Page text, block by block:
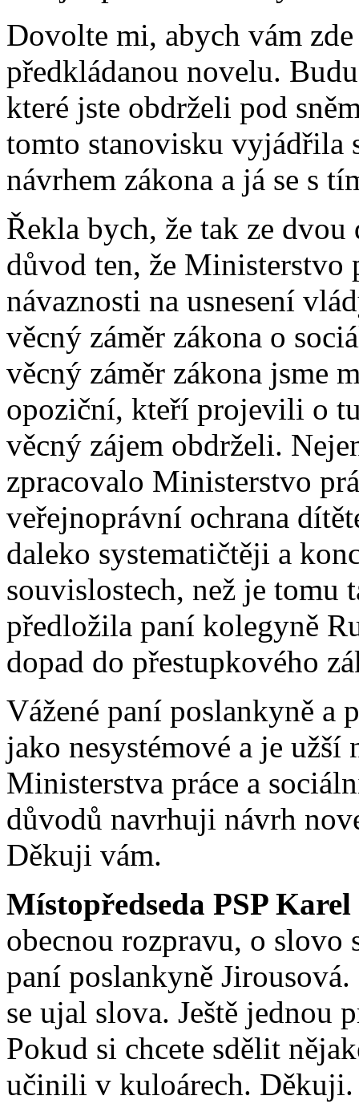
Dovolte mi, abych vám
předkládanou novelu.
které jste obdrželi pod
tomto stanovisku vyjádřila
návrhem zákona a já se s
Řekla bych, že tak ze
důvod ten, že Ministerstvo
návaznosti na usnesení
věcný záměr zákona o
věcný záměr zákona jsme
opoziční, kteří projevili o
věcný zájem obdrželi.
zpracovalo Ministerstvo
veřejnoprávní ochrana
daleko systematičtěji a
souvislostech, než je tomu
předložila paní kolegyně
dopad do přestupkového
Vážené paní poslankyně a
jako nesystémové a je užší
Ministerstva práce a
důvodů navrhuji návrh
Děkuji vám.
Místopředseda PSP
obecnou rozpravu, o slovo
paní poslankyně
se ujal slova. Ještě jednou
Pokud si chcete sdělit
učinili v kuloárech. Děkuji.